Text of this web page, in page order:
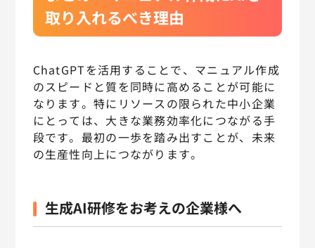
取り入れるべき理由
ChatGPTを活用することで、マニュアル作成
のスピードと質を同時に高めることが可能に
なります。特にリソースの限られた中小企業
にとっては、大きな業務効率化につながる手
段です。最初の一歩を踏み出すことが、未来
の生産性向上につながります。
生成AI研修をお考えの企業様へ